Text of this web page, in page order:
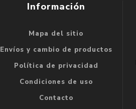
Información
Mapa del sitio
Envíos y cambio de productos
Política de privacidad
Condiciones de uso
Contacto